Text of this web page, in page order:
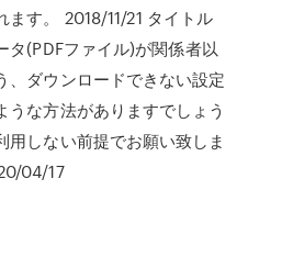
ます。 2018/11/21 タイトル
タ(PDFファイル)が関係者以
、ダウンロードできない設定
うな方法がありますでしょう
しない前提でお願い致しま
04/17